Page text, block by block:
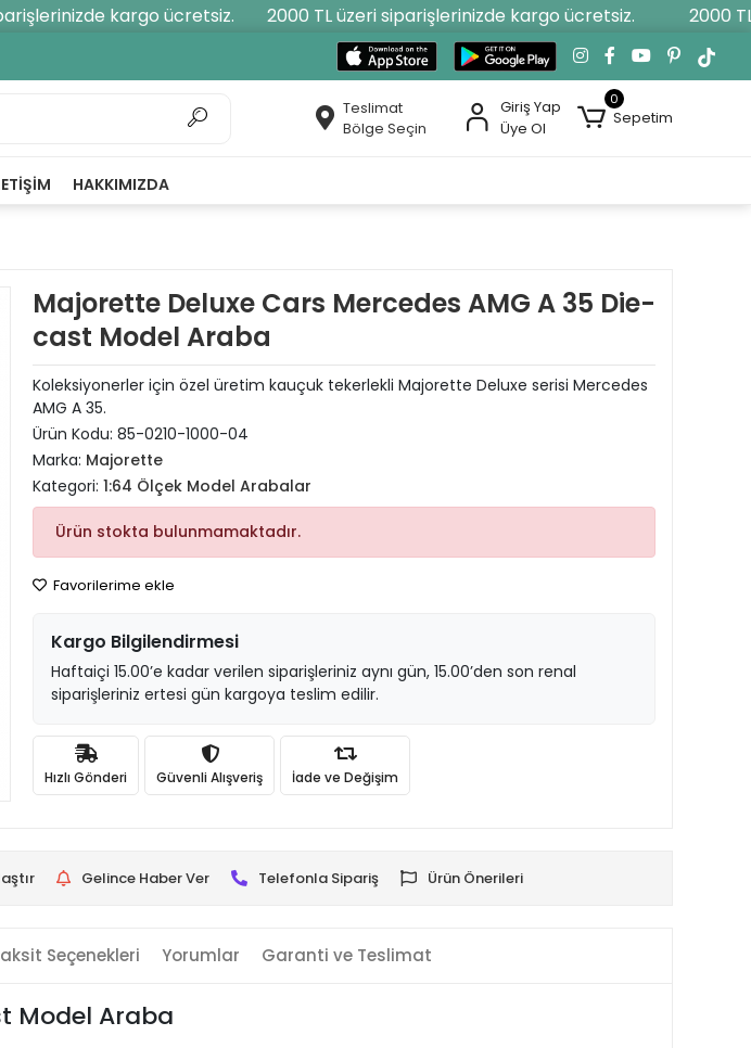
kargo ücretsiz. 2000 TL üzeri siparişlerinizde kargo ücretsiz. 2000
Teslimat
Bölge Seçin
Giriş Yap
Üye Ol
0
Sepetim
HAKKIMIZDA
Majorette Deluxe Cars Mercedes AMG A 35 Die-
cast Model Araba
Koleksiyonerler için özel üretim kauçuk tekerlekli Majorette Deluxe serisi Mercedes
AMG A 35.
Ürün Kodu: 85-0210-1000-04
Marka: Majorette
Kategori: 1:64 Ölçek Model Arabalar
Ürün stokta bulunmamaktadır.
Favorilerime ekle
Kargo Bilgilendirmesi
Haftaiçi 15.00’e kadar verilen siparişleriniz aynı gün, 15.00’den son renal
siparişleriniz ertesi gün kargoya teslim edilir.
Hızlı Gönderi Güvenli Alışveriş İade ve Değişim
Gelince Haber Ver Telefonla Sipariş Ürün Önerileri
Seçenekleri Yorumlar Garanti ve Teslimat
Model Araba